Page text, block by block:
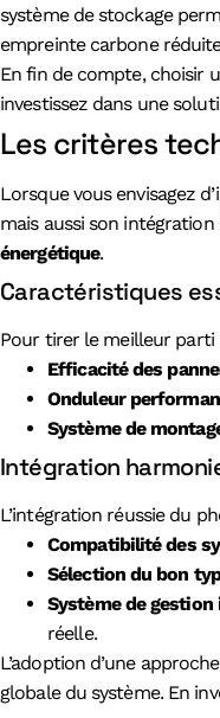
système de stockage
empreinte carbone
En fin de compte, choisir
investissez dans une
Les critères
Lorsque vous envisagez
mais aussi son
énergétique.
Caractéristiques
Pour tirer le meilleur parti
Efficacité des
Onduleur
Système de
Intégration
L’intégration réussie du
Compatibilité des
Sélection du bon
Système de
réelle.
L’adoption d’une
globale du système. En